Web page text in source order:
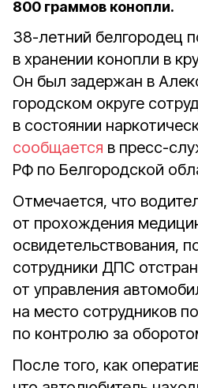
800 граммов конопли.
38-летний белгородец
в хранении конопли в
Он был задержан в
городском округе
в состоянии
сообщается в пресс-
РФ по Белгородской
Отмечается, что
от прохождения
освидетельствования,
сотрудники ДПС
от управления
на место сотрудников
по контролю за
После того, как